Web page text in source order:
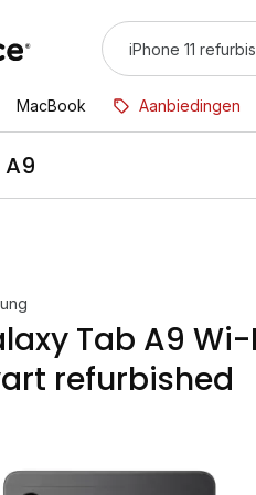
MacBook Aanbiedingen
Tab A9 Wi-
refurbished